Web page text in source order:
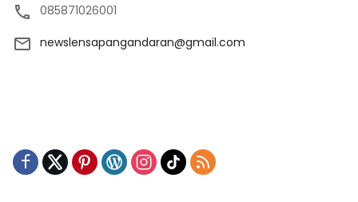
085871026001
newslensapangandaran@gmail.com